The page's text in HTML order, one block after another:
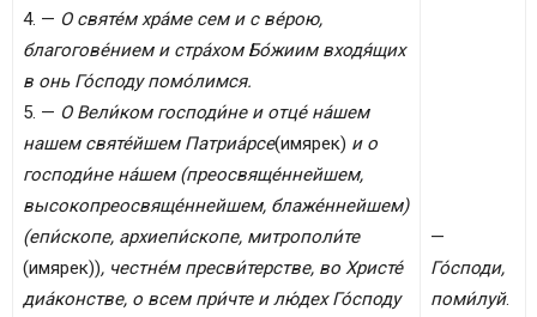
4. — О святе́м хра́ме сем и с ве́рою,
благогове́нием и стра́хом Бо́жиим входя́щих
в онь Го́споду помо́лимся.
5. — О Вели́ком господи́не и отце́ на́шем
нашем святе́йшем Патриа́рсе(имярек) и о
господи́не на́шем (преосвяще́ннейшем,
высокопреосвяще́ннейшем, блаже́ннейшем)
(епи́скопе, архиепи́скопе, митрополи́те
(имярек)), честне́м пресви́терстве, во Христе́
диа́констве, о всем при́чте и лю́дех Го́споду
—
Го́споди,
поми́луй.